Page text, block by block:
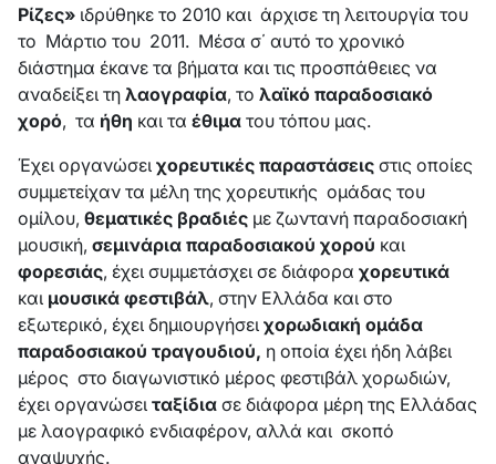
Ρίζες» ιδρύθηκε το 2010 και άρχισε τη λειτουργία του
το Μάρτιο του 2011. Μέσα σ΄ αυτό το χρονικό
διάστημα έκανε τα βήματα και τις προσπάθειες να
αναδείξει τη λαογραφία, το λαϊκό παραδοσιακό
χορό, τα ήθη και τα έθιμα του τόπου μας.
Έχει οργανώσει χορευτικές παραστάσεις στις οποίες
συμμετείχαν τα μέλη της χορευτικής ομάδας του
ομίλου, θεματικές βραδιές με ζωντανή παραδοσιακή
μουσική, σεμινάρια παραδοσιακού χορού και
φορεσιάς, έχει συμμετάσχει σε διάφορα χορευτικά
και μουσικά φεστιβάλ, στην Ελλάδα και στο
εξωτερικό, έχει δημιουργήσει χορωδιακή ομάδα
παραδοσιακού τραγουδιού, η οποία έχει ήδη λάβει
μέρος στο διαγωνιστικό μέρος φεστιβάλ χορωδιών,
έχει οργανώσει ταξίδια σε διάφορα μέρη της Ελλάδας
με λαογραφικό ενδιαφέρον, αλλά και σκοπό
αναψυχής.